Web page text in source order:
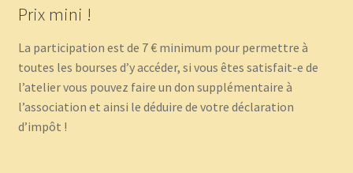
Prix mini !
La participation est de 7 € minimum pour permettre à
toutes les bourses d’y accéder, si vous êtes satisfait-e de
l’atelier vous pouvez faire un don supplémentaire à
l’association et ainsi le déduire de votre déclaration
d’impôt !